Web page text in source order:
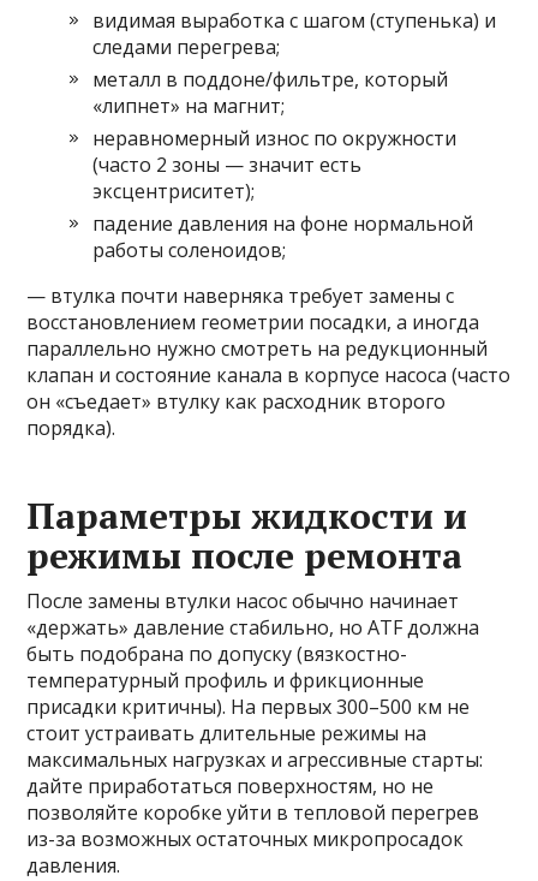
видимая выработка с шагом (ступенька) и
следами перегрева;
металл в поддоне/фильтре, который
«липнет» на магнит;
неравномерный износ по окружности
(часто 2 зоны — значит есть
эксцентриситет);
падение давления на фоне нормальной
работы соленоидов;
— втулка почти наверняка требует замены с
восстановлением геометрии посадки, а иногда
параллельно нужно смотреть на редукционный
клапан и состояние канала в корпусе насоса (часто
он «съедает» втулку как расходник второго
порядка).
Параметры жидкости и
режимы после ремонта
После замены втулки насос обычно начинает
«держать» давление стабильно, но ATF должна
быть подобрана по допуску (вязкостно-
температурный профиль и фрикционные
присадки критичны). На первых 300–500 км не
стоит устраивать длительные режимы на
максимальных нагрузках и агрессивные старты:
дайте приработаться поверхностям, но не
позволяйте коробке уйти в тепловой перегрев
из-за возможных остаточных микропросадок
давления.